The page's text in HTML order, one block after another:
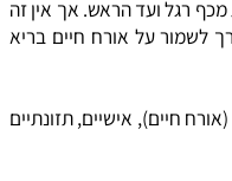
להיות ההגנה הטובה
על אורח חיים בריא